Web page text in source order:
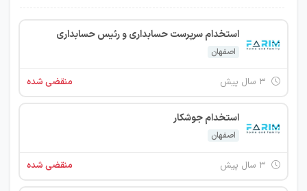
استخدام سرپرست حسابداری و رئیس حسابداری
اصفهان
منقضی شده
استخدام جوشکار
اصفهان
منقضی شده